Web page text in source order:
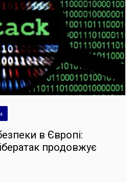
в Європі:
продовжує